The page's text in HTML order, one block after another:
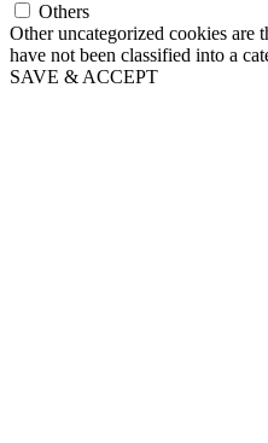
Others
Other uncategorized cookies are
have not been classified into a
SAVE & ACCEPT